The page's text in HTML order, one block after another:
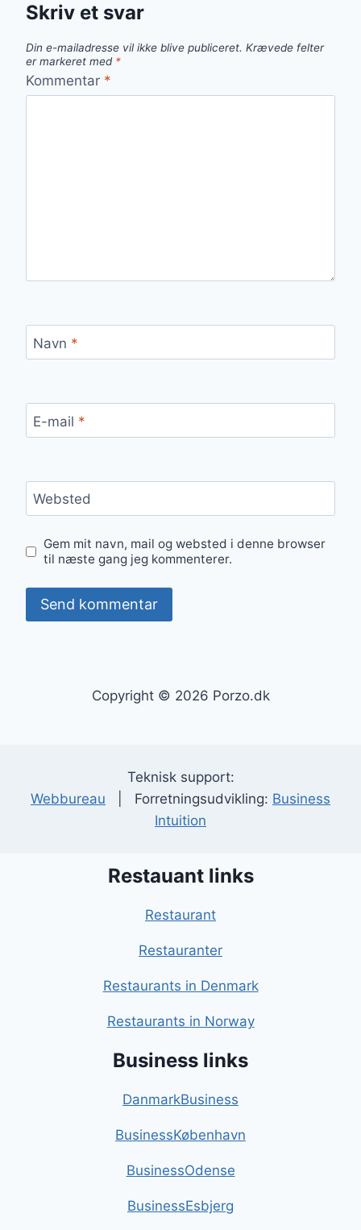
Skriv et svar
Din e-mailadresse vil ikke blive publiceret. Krævede felter
er markeret med *
Kommentar *
Navn *
E-mail *
Websted
Gem mit navn, mail og websted i denne browser
til næste gang jeg kommenterer.
Copyright © 2026 Porzo.dk
Teknisk support:
Webbureau | Forretningsudvikling: Business
Intuition
Restauant links
Restaurant
Restauranter
Restaurants in Denmark
Restaurants in Norway
Business links
DanmarkBusiness
BusinessKøbenhavn
BusinessOdense
BusinessEsbjerg